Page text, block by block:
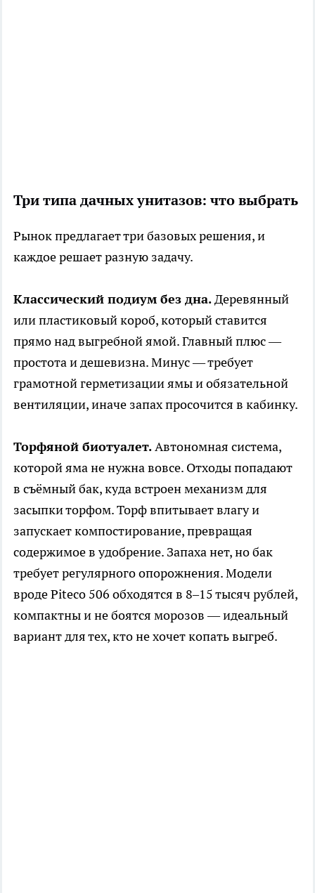
Три типа дачных унитазов: что выбрать
Рынок предлагает три базовых решения, и
каждое решает разную задачу.
Классический подиум без дна.Деревянный
или пластиковый короб, который ставится
прямо над выгребной ямой. Главный плюс —
простота и дешевизна. Минус — требует
грамотной герметизации ямы и обязательной
вентиляции, иначе запах просочится в кабинку.
Торфяной биотуалет.Автономная система,
которой яма не нужна вовсе. Отходы попадают
в съёмный бак, куда встроен механизм для
засыпки торфом. Торф впитывает влагу и
запускает компостирование, превращая
содержимое в удобрение. Запаха нет, но бак
требует регулярного опорожнения. Модели
вроде Piteco 506 обходятся в 8–15 тысяч рублей,
компактны и не боятся морозов — идеальный
вариант для тех, кто не хочет копать выгреб.